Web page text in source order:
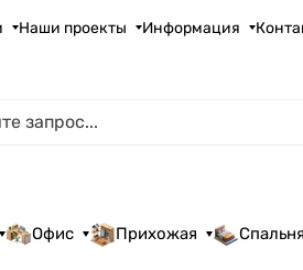
Наши проекты Информация
Офис Прихожая Спальня